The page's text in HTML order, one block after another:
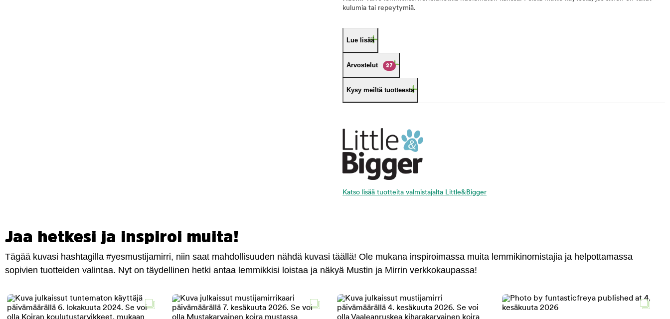
kulumia tai repeytymiä.
Lue lisää
Arvostelut 27
Kysy meiltä tuotteesta
Katso lisää tuotteita valmistajalta Little&Bigger
Jaa hetkesi ja inspiroi muita!
Tägää kuvasi hashtagilla #yesmustijamirri, niin saat mahdollisuuden nähdä kuvasi täällä! Ole mukana inspiroimassa muita lemmikinomistajia ja helpottamassa
sopivien tuotteiden valintaa. Nyt on täydellinen hetki antaa lemmikkisi loistaa ja näkyä Mustin ja Mirrin verkkokaupassa!